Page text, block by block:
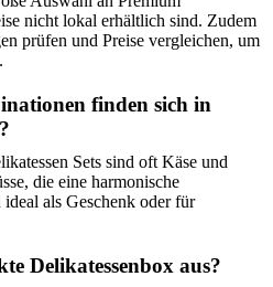
nicht lokal erhältlich sind. Zudem
prüfen und Preise vergleichen, um
finden sich in
Sets sind oft Käse und
die eine harmonische
als Geschenk oder für
Delikatessenbox aus?